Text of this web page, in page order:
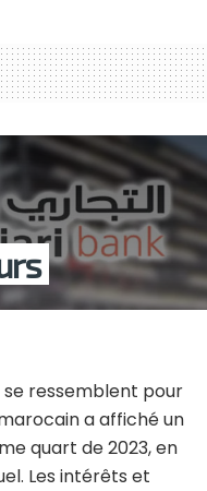
ressemblent pour
a affiché un
quart de 2023, en
Les intérêts et